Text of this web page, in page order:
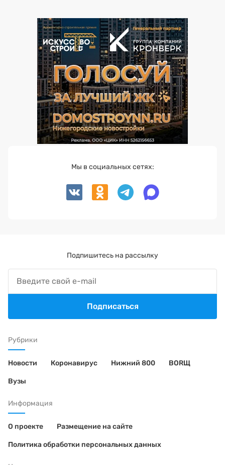
Рубрики
Новости Коронавирус Нижний 800 BORЩ
Вузы
Информация
О проекте Размещение на сайте
Политика обработки персональных данных
Мы в социальных сетях:
Подпишитесь на рассылку
Подписаться